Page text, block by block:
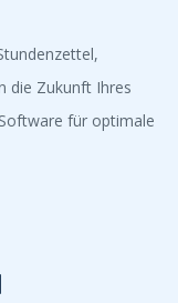
die Zukunft Ihres
für optimale